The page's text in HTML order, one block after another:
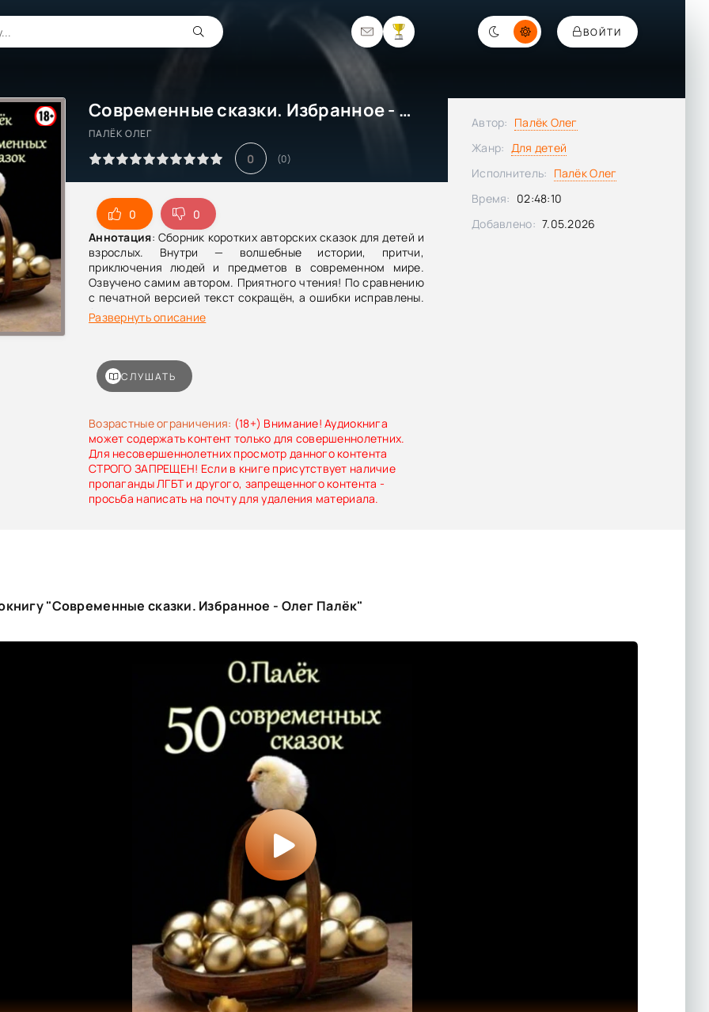
ВОЙТИ
Современные сказки. Избранное - Олег Палёк
ПАЛЁК ОЛЕГ
0 (0)
0
0
Аннотация: Сборник коротких авторских сказок для детей и
взрослых. Внутри — волшебные истории, притчи,
приключения людей и предметов в современном мире.
Озвучено самим автором. Приятного чтения! По сравнению
с печатной версией текст сокращён, а ошибки исправлены.
Автор
Развернуть описание
Возрастные ограничения: (18+) Внимание! Аудиокнига
может содержать контент только для совершеннолетних.
Для несовершеннолетних просмотр данного контента
СТРОГО ЗАПРЕЩЕН! Если в книге присутствует наличие
пропаганды ЛГБТ и другого, запрещенного контента -
просьба написать на почту для удаления материала.
СЛУШАТЬ
Автор: Палёк Олег
Жанр: Для детей
Исполнитель: Палёк Олег
Время: 02:48:10
Добавлено: 7.05.2026
"Современные сказки. Избранное - Олег Палёк"